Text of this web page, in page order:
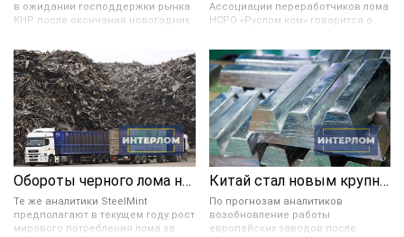
в ожидании господдержки рынка
КНР после окончания новогодних
мартовских плановых заседаний
руководства Поднебесной. Они
также предрекают увеличение
стоимости цвет. металлов в
случае, если укрепление доллара,
а также логистические и
производственные трудности в
США этому не помешают.
Ассоциации переработчиков лома
НСРО «Руслом.ком» говорится о
экспорта ломозаготовки в 2030
году. Согласно прогнозируемому
сценарию с 2023 по 2030 год в РФ
можно будет наблюдать
тенденцию увеличения экспорта
лома. И в 2030 году он может
составить 4,3 млн тонн.
Обороты черного лома на мировом рынке упали на 6 %
Те же аналитики SteelMint
предполагают в текущем году рост
мирового потребления лома за
Китай стал новым крупным нетто-экспортером цинка и свинца
По прогнозам аналитиков
возобновление работы
европейских заводов после